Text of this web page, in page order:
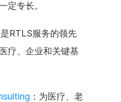
定专长。
是RTLS服务的领先
疗、企业和关键基
：为医疗、老